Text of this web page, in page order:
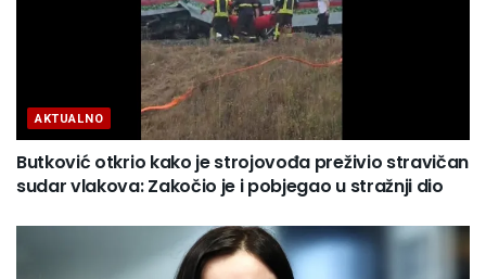
AKTUALNO
Butković otkrio kako je strojovođa preživio stravičan
sudar vlakova: Zakočio je i pobjegao u stražnji dio